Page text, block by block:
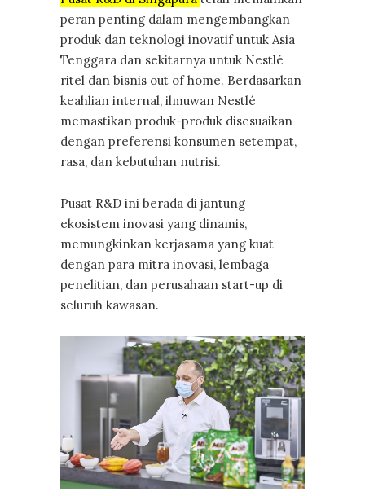
peran penting dalam mengembangkan
produk dan teknologi inovatif untuk Asia
Tenggara dan sekitarnya untuk Nestlé
ritel dan bisnis out of home. Berdasarkan
keahlian internal, ilmuwan Nestlé
memastikan produk-produk disesuaikan
dengan preferensi konsumen setempat,
rasa, dan kebutuhan nutrisi.
Pusat R&D ini berada di jantung
ekosistem inovasi yang dinamis,
memungkinkan kerjasama yang kuat
dengan para mitra inovasi, lembaga
penelitian, dan perusahaan start-up di
seluruh kawasan.